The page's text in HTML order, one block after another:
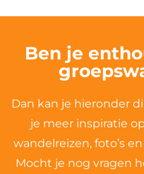
Ben je
Dan kan je hieronder
je meer inspiratie
wandelreizen, foto’s
Mocht je nog vragen